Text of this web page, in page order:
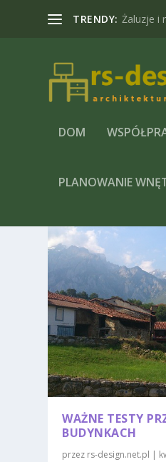
TRENDY: Żaluzje i
DOM
PLANOWANIE
WAŻNE TESTY
BUDYNKACH
przez rs-design.net.pl |